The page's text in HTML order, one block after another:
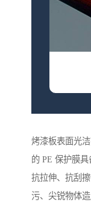
烤漆板表面光
的 PE 保护膜具
抗拉伸、抗刮
污、尖锐物体